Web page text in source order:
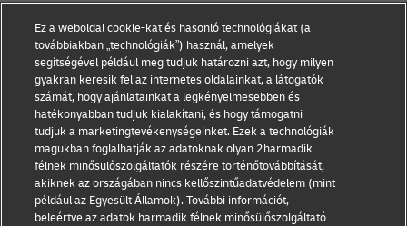
E-kereskedelmi
tanácsadás
B2B tanácsadás
Logisztikai tanácsadás
Hírek és betekintések
Szállítás DHL-lel
Kapcsolat
Sajtóközlemények
Fenntarthatóság
Jogi nyilatkozat
Használat feltételek
Adatvédelmi nyilatkozat
Ez a weboldal cookie-kat és hasonló technológiákat (a
továbbiakban „technológiák”) használ, amelyek
segítségével például meg tudjuk határozni azt, hogy milyen
gyakran keresik fel az internetes oldalainkat, a látogatók
számát, hogy ajánlatainkat a legkényelmesebben és
hatékonyabban tudjuk kialakítani, és hogy támogatni
tudjuk a marketingtevékenységeinket. Ezek a technológiák
magukban foglalhatják az adatoknak olyan 2harmadik
félnek minősülőszolgáltatók részére történőtovábbítását,
akiknek az országában nincs kellőszintűadatvédelem (mint
például az Egyesült Államok). További információt,
beleértve az adatok harmadik félnek minősülőszolgáltató